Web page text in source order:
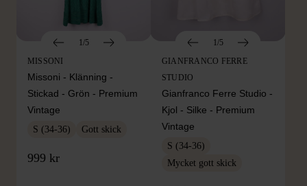
1/5
MISSONI
Missoni - Klänning -
Stickad - Grön - Premium
Vintage
S (34-36) Gott skick
999 kr
1/5
GIANFRANCO FERRE
STUDIO
Gianfranco Ferre Studio -
Kjol - Silke - Premium
Vintage
S (34-36)
Mycket gott skick